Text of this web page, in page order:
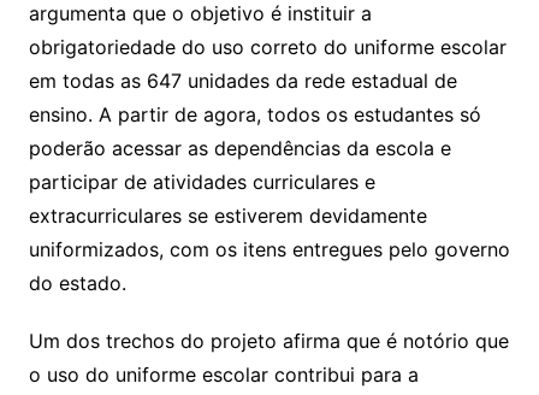
m
argumenta que o objetivo é instituir a
obrigatoriedade do uso correto do uniforme escolar
em todas as 647 unidades da rede estadual de
ensino. A partir de agora, todos os estudantes só
poderão acessar as dependências da escola e
participar de atividades curriculares e
extracurriculares se estiverem devidamente
uniformizados, com os itens entregues pelo governo
do estado.
Um dos trechos do projeto afirma que é notório que
o uso do uniforme escolar contribui para a